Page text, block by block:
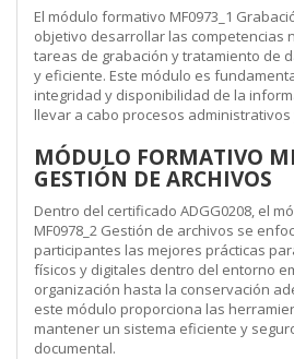
El módulo formativo MF0973_1
objetivo desarrollar las competencias
tareas de grabación y tratamiento de
y eficiente. Este módulo es
integridad y disponibilidad de la
llevar a cabo procesos
MÓDULO FORMATIVO
GESTIÓN DE ARCHIVOS
Dentro del certificado ADGG0208, el
MF0978_2 Gestión de archivos se
participantes las mejores prácticas
físicos y digitales dentro del entorno
organización hasta la conservación
este módulo proporciona las
mantener un sistema eficiente y
documental.